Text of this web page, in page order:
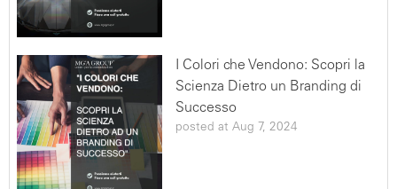
basate su azioni specifiche compiute su questa
Applicazione. Per maggiori informazioni si rimanda alla
I Colori che Vendono: Scopri la
Scienza Dietro un Branding di
Successo
posted at Aug 7, 2024